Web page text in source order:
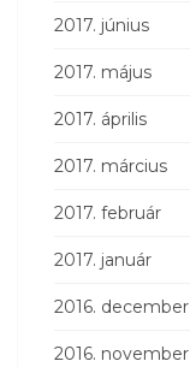
2017. június
2017. május
2017. április
2017. március
2017. február
2017. január
2016. december
2016. november